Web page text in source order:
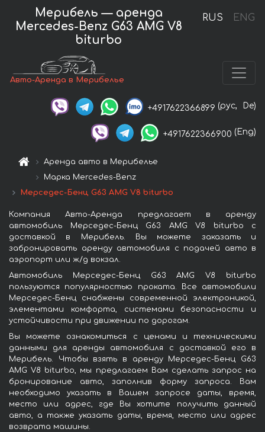
RUS ENG
Мерибель — аренда
Mercedes-Benz G63 AMG V8
biturbo
Авто-Аренда в Мерибелье
+4917622366899 (рус, De)
+4917622366900 (Eng)
Аренда авто в Мерибелье
Марка Mercedes-Benz
Мерседес-Бенц G63 AMG V8 biturbo
Компания Авто-Аренда предлагает в аренду
автомобиль Мерседес-Бенц G63 AMG V8 biturbo с
доставкой в Мерибель. Вы можете заказать и
забронировать аренду автомобиля с подачей авто в
аэропорт или ж/д вокзал.
Автомобиль Мерседес-Бенц G63 AMG V8 biturbo
пользуются популярностью проката. Все автомобили
Мерседес-Бенц снабжены современной электроникой,
элементами комфорта, системами безопасности и
устойчивости при движении по дорогам.
Вы можете ознакомиться с ценами и техническими
данными для аренды автомобиля с доставкой его в
Мерибель. Чтобы взять в аренду Мерседес-Бенц G63
AMG V8 biturbo, мы предлагаем Вам сделать запрос на
бронирование авто, заполнив форму запроса. Вам
необходимо указать в Вашем запросе даты, время,
место или адрес, где Вы хотите получить данный
авто, а также указать даты, время, место или адрес
возврата машины.